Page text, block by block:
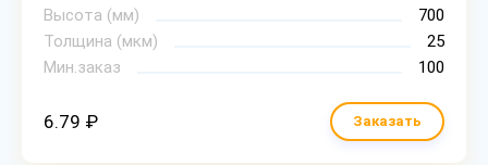
Высота (мм)
700
Толщина (мкм)
25
Мин.заказ
100
6.79 ₽ Заказать